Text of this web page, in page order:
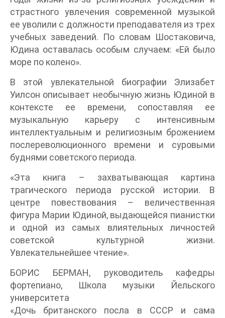
страстного увлечения современной музыкой
ее уволили с должности преподавателя из трех
учебных заведений. По словам Шостаковича,
Юдина оставалась особым случаем: «Ей было
море по колено».
В этой увлекательной биографии Элизабет
Уилсон описывает необычную жизнь Юдиной в
контексте ее времени, сопоставляя ее
музыкальную карьеру с интенсивным
интеллектуальным и религиозным брожением
послереволюционного времени и суровыми
буднями советского периода.
«Эта книга – захватывающая картина
трагического периода русской истории. В
центре повествования – величественная
фигура Марии Юдиной, выдающейся пианистки
и одной из самых влиятельных личностей
советской культурной жизни.
Увлекательнейшее чтение».
БОРИС БЕРМАН, руководитель кафедры
фортепиано, Школа музыки Йельского
университета
«Дочь британского посла в СССР и сама